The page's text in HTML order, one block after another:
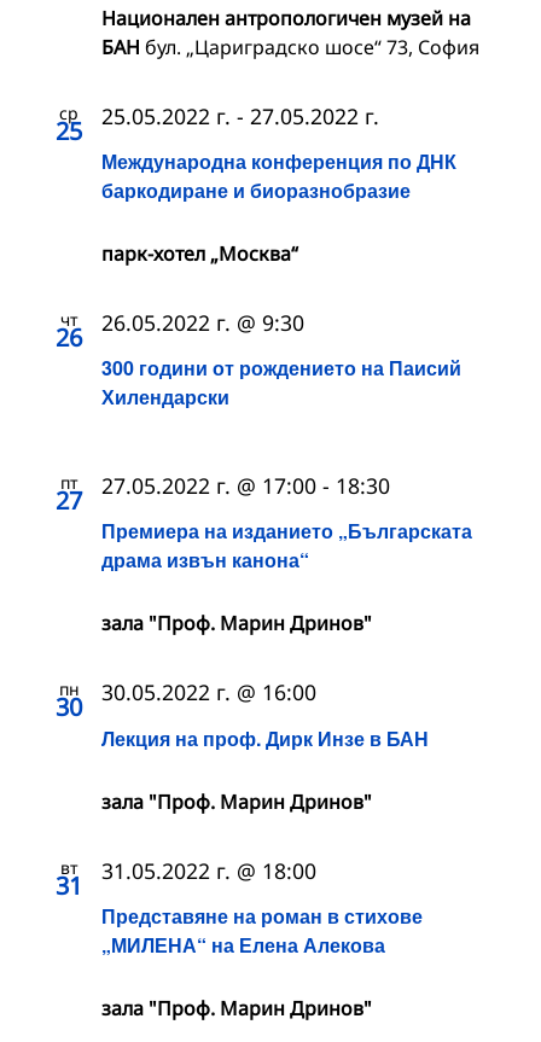
Национален антропологичен музей на
БАН бул. „Цариградско шосе“ 73, София
ср
25
Международна конференция по ДНК
баркодиране и биоразнобразие
25.05.2022 г. - 27.05.2022 г.
парк-хотел „Москва“
чт
26
300 години от рождението на Паисий
Хилендарски
26.05.2022 г. @ 9:30
пт
27
Премиера на изданието „Българската
драма извън канона“
27.05.2022 г. @ 17:00 - 18:30
зала "Проф. Марин Дринов"
пн
30
Лекция на проф. Дирк Инзе в БАН
30.05.2022 г. @ 16:00
зала "Проф. Марин Дринов"
вт
31
Представяне на роман в стихове
„МИЛЕНА“ на Елена Алекова
31.05.2022 г. @ 18:00
зала "Проф. Марин Дринов"